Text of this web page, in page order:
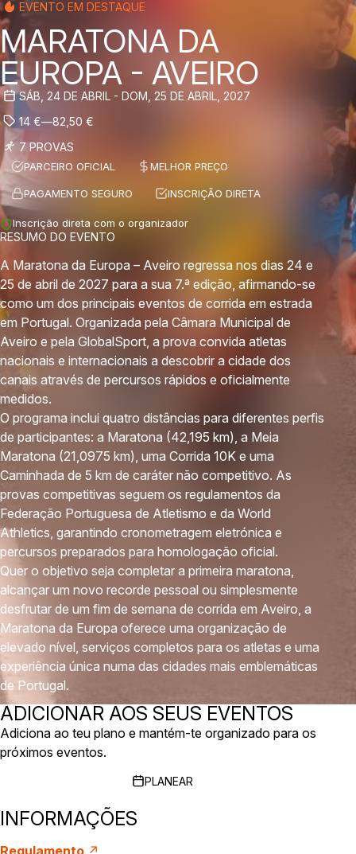
EVENTO EM DESTAQUE
MARATONA DA
EUROPA - AVEIRO
SÁB, 24 DE ABRIL - DOM, 25 DE ABRIL, 2027
14 €—82,50 €
7 PROVAS
PARCEIRO OFICIAL MELHOR PREÇO
PAGAMENTO SEGURO INSCRIÇÃO DIRETA
Inscrição direta com o organizador
RESUMO DO EVENTO
A Maratona da Europa – Aveiro regressa nos dias 24 e
25 de abril de 2027 para a sua 7.ª edição, afirmando-se
como um dos principais eventos de corrida em estrada
em Portugal. Organizada pela Câmara Municipal de
Aveiro e pela GlobalSport, a prova convida atletas
nacionais e internacionais a descobrir a cidade dos
canais através de percursos rápidos e oficialmente
medidos.
O programa inclui quatro distâncias para diferentes perfis
de participantes: a Maratona (42,195 km), a Meia
Maratona (21,0975 km), uma Corrida 10K e uma
Caminhada de 5 km de caráter não competitivo. As
provas competitivas seguem os regulamentos da
Federação Portuguesa de Atletismo e da World
Athletics, garantindo cronometragem eletrónica e
percursos preparados para homologação oficial.
Quer o objetivo seja completar a primeira maratona,
alcançar um novo recorde pessoal ou simplesmente
desfrutar de um fim de semana de corrida em Aveiro, a
Maratona da Europa oferece uma organização de
elevado nível, serviços completos para os atletas e uma
experiência única numa das cidades mais emblemáticas
de Portugal.
ADICIONAR AOS SEUS EVENTOS
Adiciona ao teu plano e mantém-te organizado para os
próximos eventos.
PLANEAR
INFORMAÇÕES
Regulamento ↗